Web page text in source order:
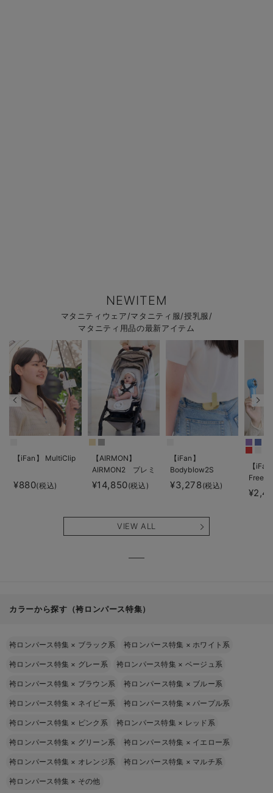
NEWITEM
マタニティウェア/マタニティ服/授乳服/
マタニティ用品の最新アイテム
【iFan】 MultiClip
¥880(税込)
【AIRMON】
AIRMON2 プレミ
アム
¥14,850(税込)
【iFan】
Bodyblow2S
¥3,278(税込)
【
Freeze
VIEW ALL
カラーから探す（袴ロンパース特集）
袴ロンパース特集 × ブラック系 袴ロンパース特集 ×ホワイト系
袴ロンパース特集 × グレー系 袴ロンパース特集 × ベージュ系
袴ロンパース特集 × ブラウン系 袴ロンパース特集 × ブルー系
袴ロンパース特集 × ネイビー系 袴ロンパース特集 ×パープル系
袴ロンパース特集 × ピンク系 袴ロンパース特集 × レッド系
袴ロンパース特集 × グリーン系 袴ロンパース特集 × イエロー系
袴ロンパース特集 × オレンジ系 袴ロンパース特集 × マルチ系
袴ロンパース特集 × その他